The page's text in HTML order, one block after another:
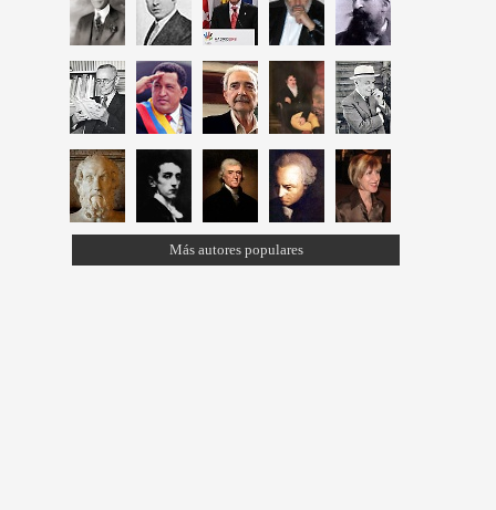
Más autores populares